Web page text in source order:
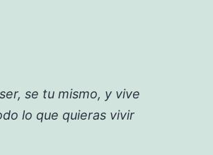
se tu mismo, y vive
lo que quieras vivir